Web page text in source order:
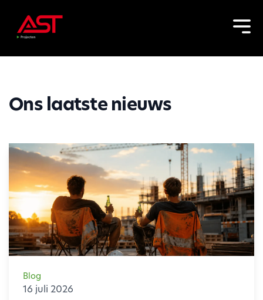
Ons laatste nieuws
Blog
16 juli 2026